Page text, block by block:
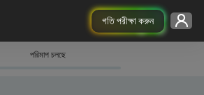
গতি পরীক্ষা করুন
পরিমাপ চলছে